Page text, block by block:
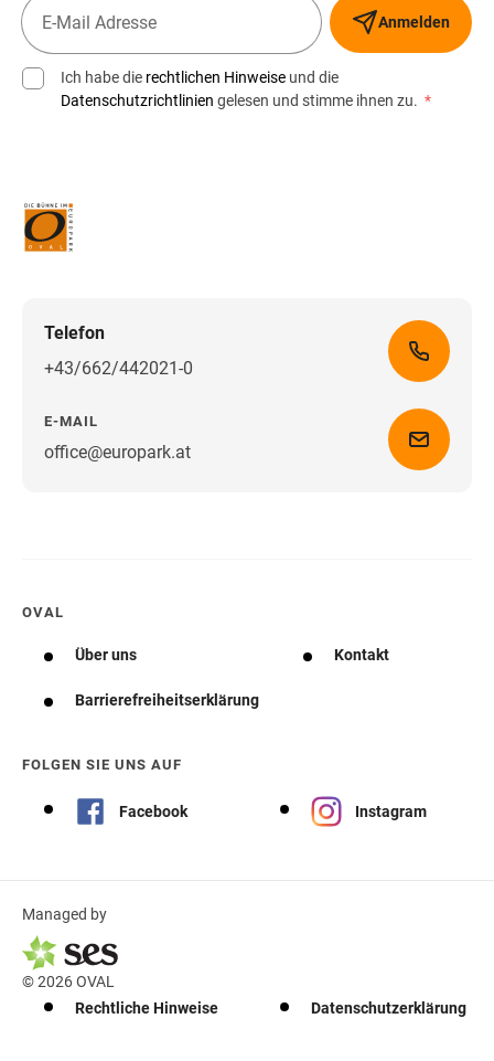
Anmelden
Ich habe die rechtlichen Hinweise und die
Datenschutzrichtlinien gelesen und stimme ihnen zu. *
Telefon
+43/662/442021-0
E-MAIL
office@europark.atWegbeschreibung erhalten
OVAL
Über uns Kontakt
Barrierefreiheitserklärung
FOLGEN SIE UNS AUF
Facebook Instagram
Managed by
© 2026 OVAL
Rechtliche Hinweise
Datenschutzerklärung